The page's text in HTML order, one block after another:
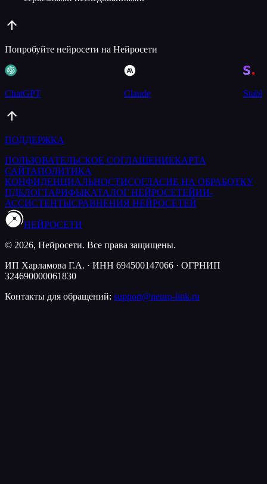
Попробуйте нейросети на Нейросети
ChatGPT Claude
ПОДДЕРЖКА
ПОЛЬЗОВАТЕЛЬСКОЕ СОГЛАШЕНИЕКАРТА
САЙТАПОЛИТИКА
КОНФИДЕНЦИАЛЬНОСТИСОГЛАСИЕ НА ОБРАБОТКУ
ПДБЛОГТАРИФЫКАТАЛОГ НЕЙРОСЕТЕЙИИ-
АССИСТЕНТЫСРАВНЕНИЯ НЕЙРОСЕТЕЙ
НЕЙРОСЕТИ
© 2026, Нейросети. Все права защищены.
ИП Харламова Г.А. · ИНН 694500147066 · ОГРНИП
324690000061830
Контакты для обращений: support@neuro-link.ru